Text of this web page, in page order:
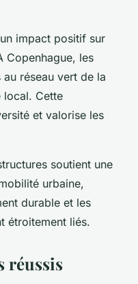
impact positif sur
Copenhague, les
réseau vert de la
local. Cette
et valorise les
soutient une
urbaine,
durable et les
étroitement liés.
réussis